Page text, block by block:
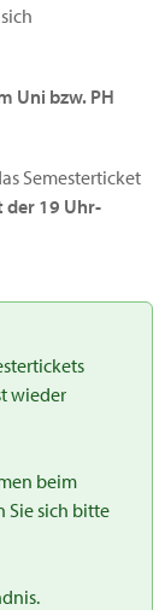
Uni bzw. PH
Semesterticket
der 19 Uhr-
wieder
beim
Sie sich bitte